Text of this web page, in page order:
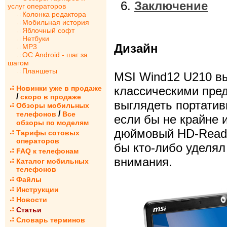
услуг операторов
Колонка редактора
Мобильная история
Яблочный софт
Нетбуки
MP3
ОС Android - шаг за
шагом
Планшеты
Новинки уже в продаже
/ скоро в продаже
Обзоры мобильных
телефонов / Все
обзоры по моделям
Тарифы сотовых
операторов
FAQ к телефонам
Каталог мобильных
телефонов
Файлы
Инструкции
Новости
Статьи
Словарь терминов
Заключение
Дизайн
MSI Wind12 U210
классическими
выглядеть
если бы не крайне
дюймовый HD-
бы кто-либо
внимания.